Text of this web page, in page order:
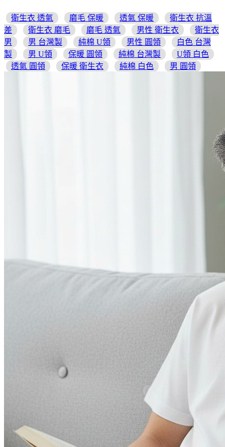
衛生衣 透氣 磨毛 保暖 透氣 保暖
衛生衣 抗溫
差
衛生衣 磨毛 磨毛 透氣 男性 衛生衣
衛生衣
男
男 台灣製 純棉 U領 男性 圓領
白色 台灣
製
男 U領 保暖 圓領 純棉 台灣製
U領 白色
透氣 圓領
保暖 衛生衣 純棉 白色 男 圓領